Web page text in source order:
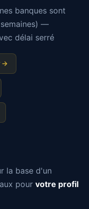
banques sont
—
délai serré
→
la base d'un
pour votre profil